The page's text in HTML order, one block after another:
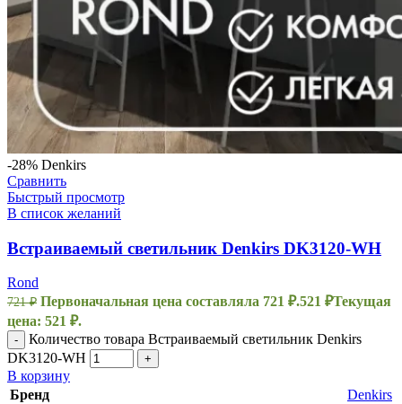
-28% Denkirs
Сравнить
Быстрый просмотр
В список желаний
Встраиваемый светильник Denkirs DK3120-WH
Rond
721₽ Первоначальная цена составляла 721 ₽.521 ₽Текущая
цена: 521 ₽.
-
Количество товара Встраиваемый светильник Denkirs
DK3120-WH
+
В корзину
Бренд
Denkirs